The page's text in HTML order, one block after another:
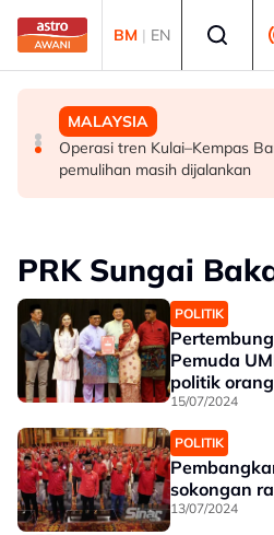
Skip to main content
BM | EN
MALAYSIA
FMBA sambut baik arahan PM
pekerja asing sektor restoran
POLITIK
'Siapa akan pergi, siapa
lihat'- Zahid
MALAYSIA
Operasi tren Kulai–Kempas
pemulihan masih dijalankan
PRK Sungai
POLITIK
Pemuda
15/07/2024
POLITIK
sokongan
13/07/2024